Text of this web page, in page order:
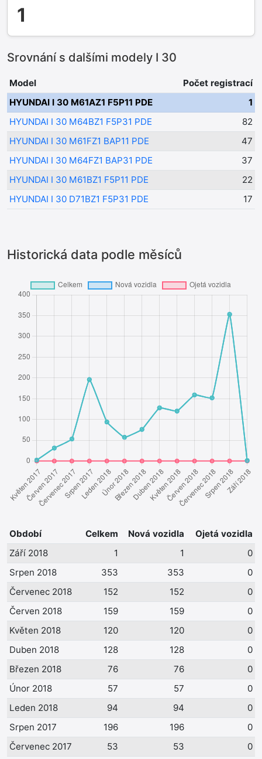
1
Srovnání s dalšími modely I 30
Model
Počet registrací
HYUNDAI I 30 M61AZ1 F5P11 PDE
1
HYUNDAI I 30 M64BZ1 F5P31 PDE
82
HYUNDAI I 30 M61FZ1 BAP11 PDE
47
HYUNDAI I 30 M64FZ1 BAP31 PDE
37
HYUNDAI I 30 M61BZ1 F5P11 PDE
22
HYUNDAI I 30 D71BZ1 F5P31 PDE
17
Historická data podle měsíců
Období Celkem Nová vozidla
Ojetá vozidla
Září 2018
1 1
0
Srpen 2018
353 353
0
Červenec 2018
152 152
0
Červen 2018
159 159
0
Květen 2018
120 120
0
Duben 2018
128 128
0
Březen 2018
76 76
0
Únor 2018
57 57
0
Leden 2018
94 94
0
Srpen 2017
196 196
0
Červenec 2017
53 53
0